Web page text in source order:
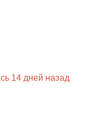
14 дней назад